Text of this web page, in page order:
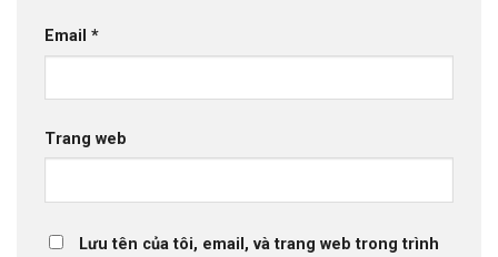
Email *
Trang web
Lưu tên của tôi, email, và trang web trong trình